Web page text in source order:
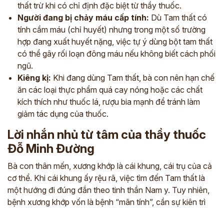
thất trừ khi có chỉ định đặc biệt từ thầy thuốc.
Người đang bị chảy máu cấp tính: Dù Tam thất có
tính cầm máu (chỉ huyết) nhưng trong một số trường
hợp đang xuất huyết nặng, việc tự ý dùng bột tam thất
có thể gây rối loạn đông máu nếu không biết cách phối
ngũ.
Kiêng kị: Khi đang dùng Tam thất, bà con nên hạn chế
ăn các loại thực phẩm quá cay nóng hoặc các chất
kích thích như thuốc lá, rượu bia mạnh để tránh làm
giảm tác dụng của thuốc.
Lời nhắn nhủ từ tâm của thầy thuốc
Đỗ Minh Đường
Bà con thân mến, xương khớp là cái khung, cái trụ của cả
cơ thể. Khi cái khung ấy rệu rã, việc tìm đến Tam thất là
một hướng đi đúng đắn theo tinh thần Nam y. Tuy nhiên,
bệnh xương khớp vốn là bệnh “mãn tính”, cần sự kiên trì